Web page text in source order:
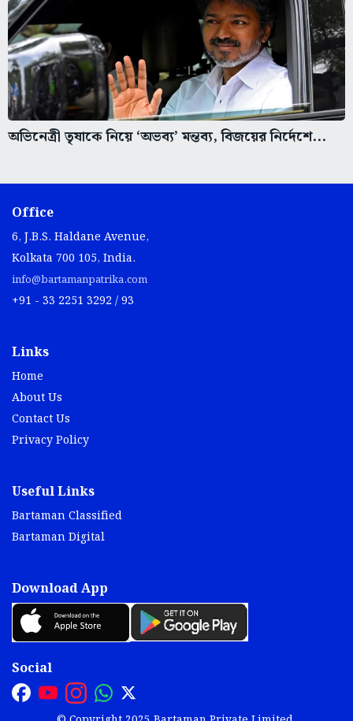
অভিনেত্রী তৃষাকে নিয়ে ‘অভব্য’ মন্তব্য, বিজয়ের নির্দেশে...
Office
6, J.B.S. Haldane Avenue,
Kolkata 700 105, India.
info@bartamanpatrika.com
+91 - 33 2251 3292 / 93
Links
Home
About Us
Contact Us
Privacy Policy
Useful Links
Bartaman Classified
Bartaman Digital
Download App
Social